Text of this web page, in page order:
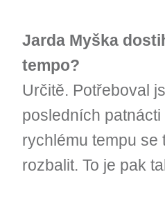
Jarda Myška
tempo?
Určitě. Potřeboval
posledních
rychlému tempu se
rozbalit. To je pak